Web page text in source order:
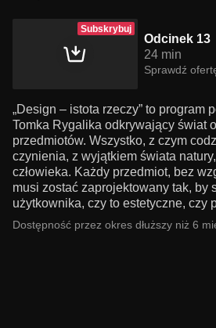
Subskrybuj
Odcinek 13
24 min
Sprawdź
„Design – istota rzeczy” to program
Tomka Rygalika odkrywający świat
przedmiotów. Wszystko, z czym
czynienia, z wyjątkiem świata
człowieka. Każdy przedmiot, bez
musi zostać zaprojektowany tak, by
użytkownika, czy to estetyczne, czy
Dostępność przez okres dłuższy niż 6